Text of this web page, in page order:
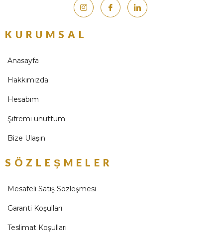
KURUMSAL
Anasayfa
Hakkımızda
Hesabım
Şifremi unuttum
Bize Ulaşın
SÖZLEŞMELER
Mesafeli Satış Sözleşmesi
Garanti Koşulları
Teslimat Koşulları